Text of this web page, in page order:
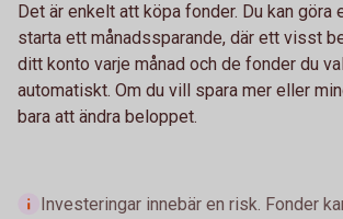
Det är enkelt att köpa fonder. Du kan göra
starta ett månadssparande, där ett visst
ditt konto varje månad och de fonder du
automatiskt. Om du vill spara mer eller
bara att ändra beloppet.
Investeringar innebär en risk. Fonder